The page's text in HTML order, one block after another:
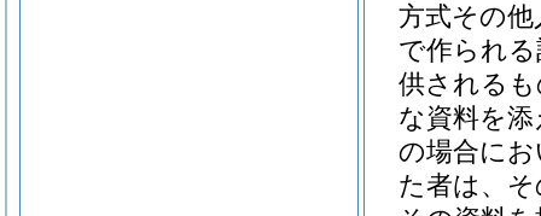
方式その
で作られ
供される
な資料を
の場合に
た者は、